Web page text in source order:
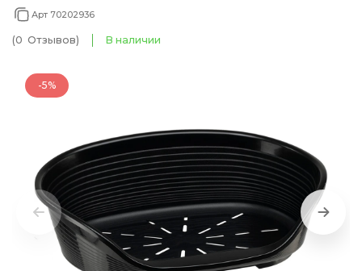
(073) 133 11 88
Арт 70202936
(0 Отзывов) В наличии
-5%